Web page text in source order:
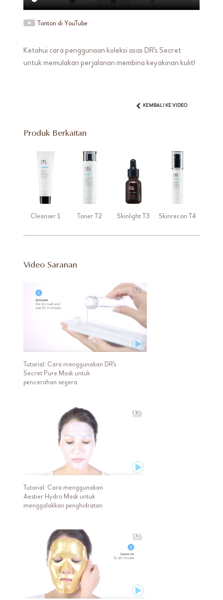
Tonton di YouTube
Ketahui cara penggunaan koleksi asas DR's Secret
untuk memulakan perjalanan membina keyakinan kulit!
KEMBALI KE VIDEO
Produk Berkaitan
Cleanser 1 Toner T2 Skinlight T3 Skinrecon T4
Video Saranan
Tutorial: Cara menggunakan DR's
Secret Pure Mask untuk
pencerahan segera
Tutorial: Cara menggunakan
Aestier Hydro Mask untuk
menggalakkan penghidratan